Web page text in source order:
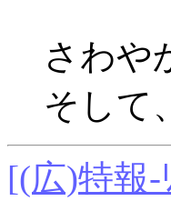
さわや
そして
[(広)特報-